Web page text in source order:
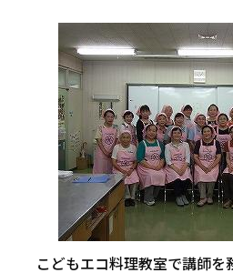
こどもエコ料理教室で講師を